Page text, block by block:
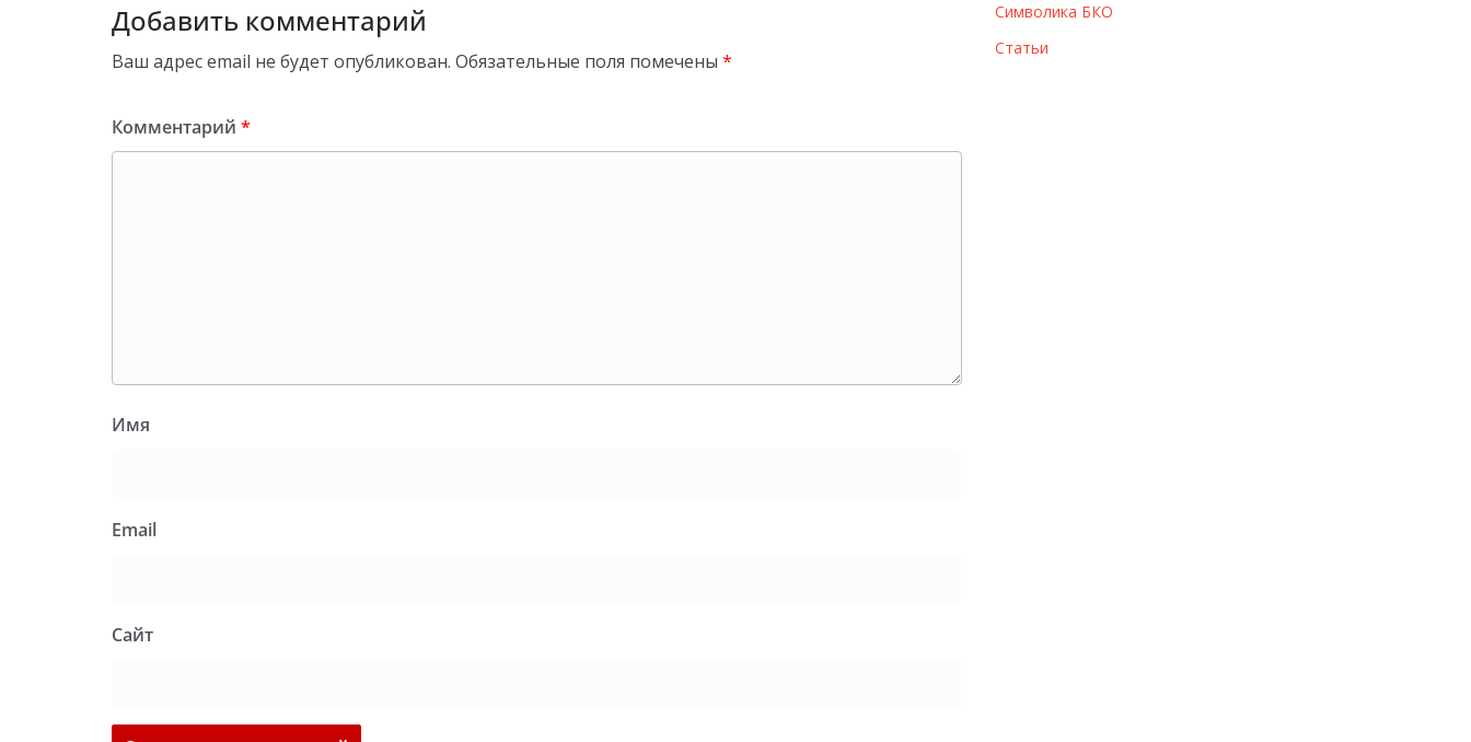
Добавить комментарий
Ваш адрес email не будет опубликован. Обязательные поля помечены *
Комментарий *
Имя
Email
Сайт
Символика БКО
Статьи